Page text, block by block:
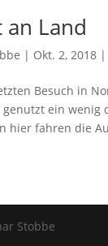
Land
| Okt. 2, 2018 |
Besuch in
ein wenig
hier fahren die
Stobbe